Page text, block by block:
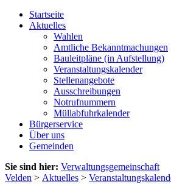
Startseite
Aktuelles
Wahlen
Amtliche Bekanntmachungen
Bauleitpläne (in Aufstellung)
Veranstaltungskalender
Stellenangebote
Ausschreibungen
Notrufnummern
Müllabfuhrkalender
Bürgerservice
Über uns
Gemeinden
Sie sind hier: Verwaltungsgemeinschaft
Velden > Aktuelles >